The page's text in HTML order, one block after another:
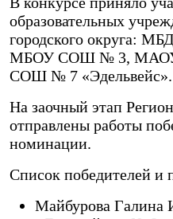
образовательных
городского округа:
МБОУ СОШ № 3,
СОШ № 7 «Эдельвейс».
На заочный этап
отправлены работы
номинации.
Список победителей и
Майбурова